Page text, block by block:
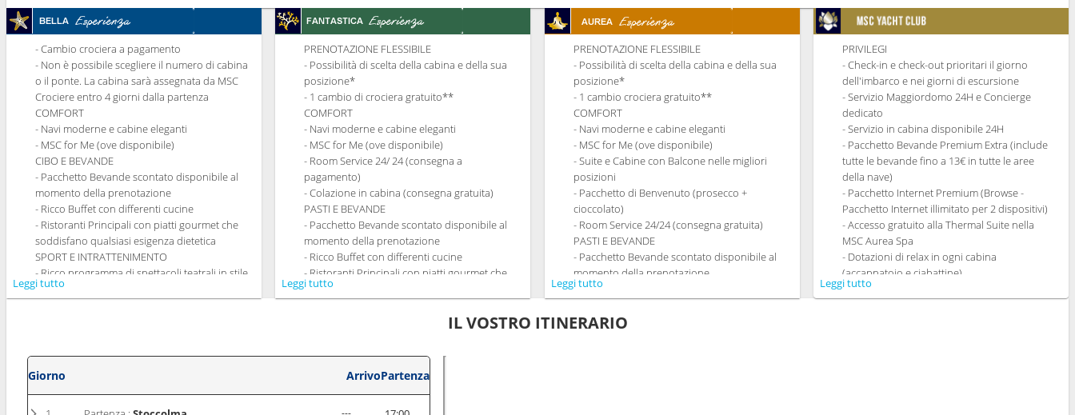
- Cambio crociera a pagamento
- Non è possibile scegliere il numero di cabina
o il ponte. La cabina sarà assegnata da MSC
Crociere entro 4 giorni dalla partenza
COMFORT
- Navi moderne e cabine eleganti
- MSC for Me (ove disponibile)
CIBO E BEVANDE
- Pacchetto Bevande scontato disponibile al
momento della prenotazione
- Ricco Buffet con differenti cucine
- Ristoranti Principali con piatti gourmet che
soddisfano qualsiasi esigenza dietetica
SPORT E INTRATTENIMENTO
- Ricco programma di spettacoli teatrali in stile
Broadway
panoramica
- Attività di intrattenimento per adulti e
bambini
Leggi tutto
PRENOTAZIONE FLESSIBILE
- Possibilità di scelta della cabina e della sua
posizione*
- 1 cambio di crociera gratuito**
COMFORT
- Navi moderne e cabine eleganti
- MSC for Me (ove disponibile)
- Room Service 24/ 24 (consegna a
pagamento)
- Colazione in cabina (consegna gratuita)
PASTI E BEVANDE
- Pacchetto Bevande scontato disponibile al
momento della prenotazione
- Ricco Buffet con differenti cucine
- Ristoranti Principali con piatti gourmet che
soddisfano qualsiasi esigenza dietetica.
- Possibilità di richiedere il turno preferito per
la cena (soggetto a disponibilità)
Tematici prepagato dedicato
SPORT E INTRATTENIMENTO
- Ricco programma di spettacoli teatrali in stile
Leggi tutto
PRENOTAZIONE FLESSIBILE
- Possibilità di scelta della cabina e della sua
posizione*
- 1 cambio crociera gratuito**
COMFORT
- Navi moderne e cabine eleganti
- MSC for Me (ove disponibile)
- Suite e Cabine con Balcone nelle migliori
posizioni
- Pacchetto di Benvenuto (prosecco +
cioccolato)
- Room Service 24/24 (consegna gratuita)
PASTI E BEVANDE
- Pacchetto Bevande scontato disponibile al
momento della prenotazione
- Ricco Buffet con differenti cucine
- Ristoranti Principali con piatti gourmet che
soddisfano qualsiasi esigenza dietetica
Leggi tutto
PRIVILEGI
- Check-in e check-out prioritari il giorno
dell'imbarco e nei giorni di escursione
- Servizio Maggiordomo 24H e Concierge
dedicato
- Servizio in cabina disponibile 24H
- Pacchetto Bevande Premium Extra (include
tutte le bevande fino a 13€ in tutte le aree
della nave)
- Pacchetto Internet Premium (Browse -
Pacchetto Internet illimitato per 2 dispositivi)
- Accesso gratuito alla Thermal Suite nella
MSC Aurea Spa
- Dotazioni di relax in ogni cabina
(accappatoio e ciabattine)
- Ampia gamma di cuscini da scegliere
Leggi tutto
IL VOSTRO ITINERARIO
Giorno ArrivoPartenza